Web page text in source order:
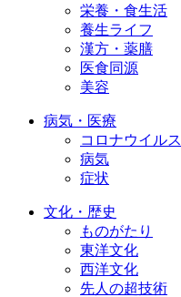
栄養・食生活
養生ライフ
漢方・薬膳
医食同源
美容
病気・医療
コロナウイルス
病気
症状
文化・歴史
ものがたり
東洋文化
西洋文化
先人の超技術